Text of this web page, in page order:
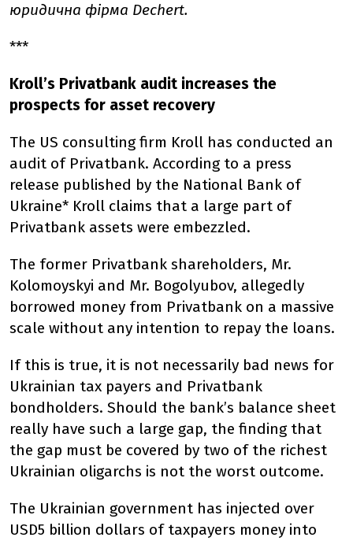
юридична фірма Dechert.
***
Kroll’s Privatbank audit increases the
prospects for asset recovery
The US consulting firm Kroll has conducted an
audit of Privatbank. According to a press
release published by the National Bank of
Ukraine* Kroll claims that a large part of
Privatbank assets were embezzled.
The former Privatbank shareholders, Mr.
Kolomoyskyi and Mr. Bogolyubov, allegedly
borrowed money from Privatbank on a massive
scale without any intention to repay the loans.
If this is true, it is not necessarily bad news for
Ukrainian tax payers and Privatbank
bondholders. Should the bank’s balance sheet
really have such a large gap, the finding that
the gap must be covered by two of the richest
Ukrainian oligarchs is not the worst outcome.
The Ukrainian government has injected over
USD5 billion dollars of taxpayers money into